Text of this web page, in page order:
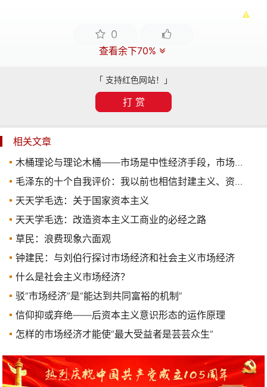
0
查看余下70%
「 支持红色网站！」
打 赏
相关文章
木桶理论与理论木桶——市场是中性经济手段，市场经济是什么
毛泽东的十个自我评价：我以前也相信封建主义、资本主义那一套
天天学毛选：关于国家资本主义
天天学毛选：改造资本主义工商业的必经之路
草民：浪费现象六面观
钟建民：与刘伯行探讨市场经济和社会主义市场经济
什么是社会主义市场经济？
驳“市场经济”是“能达到共同富裕的机制”
信仰抑或弃绝——后资本主义意识形态的运作原理
怎样的市场经济才能使“最大受益者是芸芸众生”